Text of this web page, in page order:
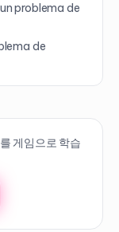
problema de
de
게임으로 학습